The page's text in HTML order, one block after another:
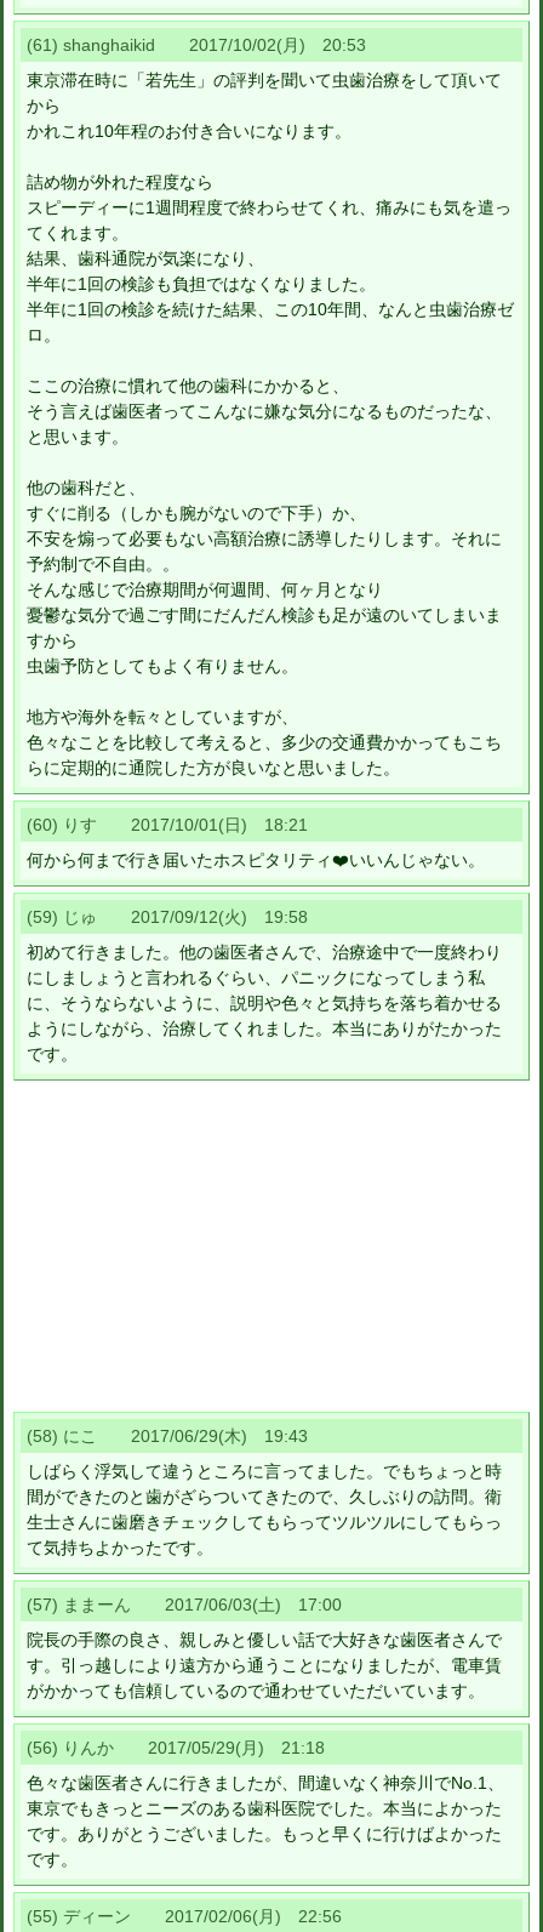
(61) shanghaikid 2017/10/02(月) 20:53
東京滞在時に「若先生」の評判を聞いて虫歯治療をして頂いて
から
かれこれ10年程のお付き合いになります。
詰め物が外れた程度なら
スピーディーに1週間程度で終わらせてくれ、痛みにも気を遣っ
てくれます。
結果、歯科通院が気楽になり、
半年に1回の検診も負担ではなくなりました。
半年に1回の検診を続けた結果、この10年間、なんと虫歯治療ゼ
ロ。
ここの治療に慣れて他の歯科にかかると、
そう言えば歯医者ってこんなに嫌な気分になるものだったな、
と思います。
他の歯科だと、
すぐに削る（しかも腕がないので下手）か、
不安を煽って必要もない高額治療に誘導したりします。それに
予約制で不自由。。
そんな感じで治療期間が何週間、何ヶ月となり
憂鬱な気分で過ごす間にだんだん検診も足が遠のいてしまいま
すから
虫歯予防としてもよく有りません。
地方や海外を転々としていますが、
色々なことを比較して考えると、多少の交通費かかってもこち
らに定期的に通院した方が良いなと思いました。
(60) りす 2017/10/01(日) 18:21
何から何まで行き届いたホスピタリティ❤️いいんじゃない。
(59) じゅ 2017/09/12(火) 19:58
初めて行きました。他の歯医者さんで、治療途中で一度終わり
にしましょうと言われるぐらい、パニックになってしまう私
に、そうならないように、説明や色々と気持ちを落ち着かせる
ようにしながら、治療してくれました。本当にありがたかった
です。
(58) にこ 2017/06/29(木) 19:43
しばらく浮気して違うところに言ってました。でもちょっと時
間ができたのと歯がざらついてきたので、久しぶりの訪問。衛
生士さんに歯磨きチェックしてもらってツルツルにしてもらっ
て気持ちよかったです。
(57) ままーん 2017/06/03(土) 17:00
院長の手際の良さ、親しみと優しい話で大好きな歯医者さんで
す。引っ越しにより遠方から通うことになりましたが、電車賃
がかかっても信頼しているので通わせていただいています。
(56) りんか 2017/05/29(月) 21:18
色々な歯医者さんに行きましたが、間違いなく神奈川でNo.1、
東京でもきっとニーズのある歯科医院でした。本当によかった
です。ありがとうございました。もっと早くに行けばよかった
です。
(55) ディーン 2017/02/06(月) 22:56